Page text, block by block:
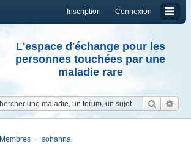
Connexion
Inscription
L'espace d'échange pour les
personnes touchées par une
maladie rare
Membres sohanna